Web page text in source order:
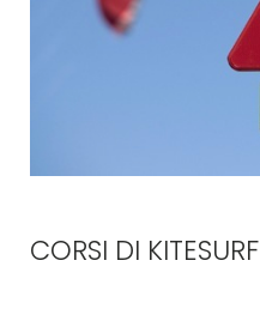
CORSI DI KITESURF